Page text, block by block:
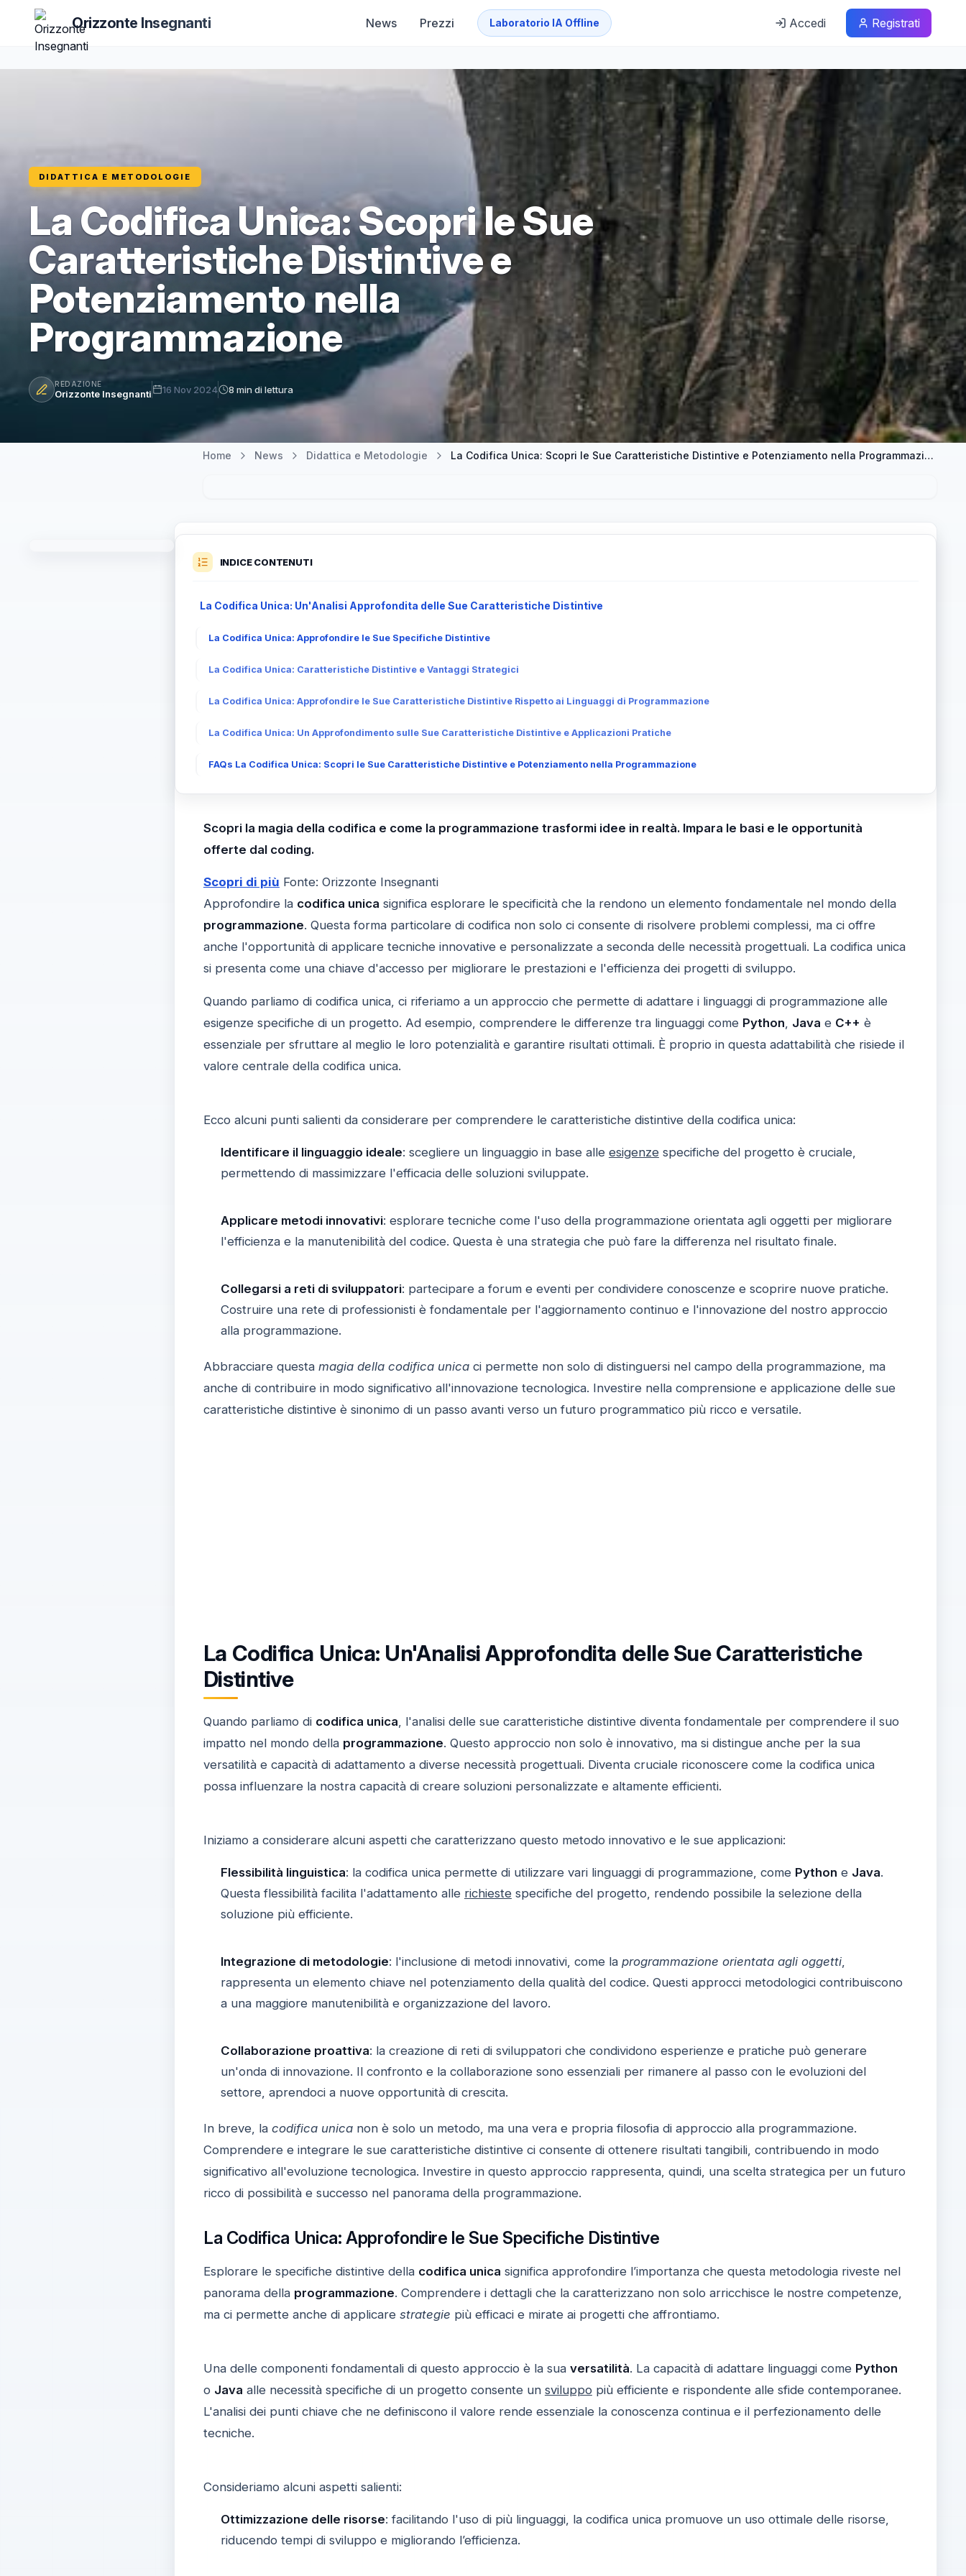
Orizzonte Insegnanti News Prezzi Laboratorio IA Offline Accedi Registrati
DIDATTICA E METODOLOGIE
La Codifica Unica: Scopri le Sue
Caratteristiche Distintive e
Potenziamento nella
Programmazione
REDAZIONE
Orizzonte Insegnanti 16 Nov 2024 8 min di lettura
Home News Didattica e Metodologie La Codifica Unica: Scopri le Sue Caratteristiche Distintive e Potenziamento nella Programmazione
INDICE CONTENUTI
La Codifica Unica: Un'Analisi Approfondita delle Sue Caratteristiche Distintive
La Codifica Unica: Approfondire le Sue Specifiche Distintive
La Codifica Unica: Caratteristiche Distintive e Vantaggi Strategici
La Codifica Unica: Approfondire le Sue Caratteristiche Distintive Rispetto ai Linguaggi di Programmazione
La Codifica Unica: Un Approfondimento sulle Sue Caratteristiche Distintive e Applicazioni Pratiche
FAQs La Codifica Unica: Scopri le Sue Caratteristiche Distintive e Potenziamento nella Programmazione
Scopri la magia della codifica e come la programmazione trasformi idee in realtà. Impara le basi e le opportunità
offerte dal coding.
Scopri di più Fonte: Orizzonte Insegnanti
Approfondire la codifica unica significa esplorare le specificità che la rendono un elemento fondamentale nel mondo della
programmazione. Questa forma particolare di codifica non solo ci consente di risolvere problemi complessi, ma ci offre
anche l'opportunità di applicare tecniche innovative e personalizzate a seconda delle necessità progettuali. La codifica unica
si presenta come una chiave d'accesso per migliorare le prestazioni e l'efficienza dei progetti di sviluppo.
Quando parliamo di codifica unica, ci riferiamo a un approccio che permette di adattare i linguaggi di programmazione alle
esigenze specifiche di un progetto. Ad esempio, comprendere le differenze tra linguaggi come Python, Java e C++ è
essenziale per sfruttare al meglio le loro potenzialità e garantire risultati ottimali. È proprio in questa adattabilità che risiede il
valore centrale della codifica unica.
Ecco alcuni punti salienti da considerare per comprendere le caratteristiche distintive della codifica unica:
Identificare il linguaggio ideale: scegliere un linguaggio in base alle esigenzespecifiche del progetto è cruciale,
permettendo di massimizzare l'efficacia delle soluzioni sviluppate.
Applicare metodi innovativi: esplorare tecniche come l'uso della programmazione orientata agli oggetti per migliorare
l'efficienza e la manutenibilità del codice. Questa è una strategia che può fare la differenza nel risultato finale.
Collegarsi a reti di sviluppatori: partecipare a forum e eventi per condividere conoscenze e scoprire nuove pratiche.
Costruire una rete di professionisti è fondamentale per l'aggiornamento continuo e l'innovazione del nostro approccio
alla programmazione.
Abbracciare questa magia della codifica unicaci permette non solo di distinguersi nel campo della programmazione, ma
anche di contribuire in modo significativo all'innovazione tecnologica. Investire nella comprensione e applicazione delle sue
caratteristiche distintive è sinonimo di un passo avanti verso un futuro programmatico più ricco e versatile.
La Codifica Unica: Un'Analisi Approfondita delle Sue Caratteristiche
Distintive
Quando parliamo di codifica unica , l'analisi delle sue caratteristiche distintive diventa fondamentale per comprendere il suo
impatto nel mondo della programmazione. Questo approccio non solo è innovativo, ma si distingue anche per la sua
versatilità e capacità di adattamento a diverse necessità progettuali. Diventa cruciale riconoscere come la codifica unica
possa influenzare la nostra capacità di creare soluzioni personalizzate e altamente efficienti.
Iniziamo a considerare alcuni aspetti che caratterizzano questo metodo innovativo e le sue applicazioni:
Flessibilità linguistica: la codifica unica permette di utilizzare vari linguaggi di programmazione, come Python e Java.
Questa flessibilità facilita l'adattamento alle richiestespecifiche del progetto, rendendo possibile la selezione della
soluzione più efficiente.
Integrazione di metodologie: l'inclusione di metodi innovativi, come la programmazione orientata agli oggetti,
rappresenta un elemento chiave nel potenziamento della qualità del codice. Questi approcci metodologici contribuiscono
a una maggiore manutenibilità e organizzazione del lavoro.
Collaborazione proattiva: la creazione di reti di sviluppatori che condividono esperienze e pratiche può generare
un'onda di innovazione. Il confronto e la collaborazione sono essenziali per rimanere al passo con le evoluzioni del
settore, aprendoci a nuove opportunità di crescita.
In breve, la codifica unicanon è solo un metodo, ma una vera e propria filosofia di approccio alla programmazione.
Comprendere e integrare le sue caratteristiche distintive ci consente di ottenere risultati tangibili, contribuendo in modo
significativo all'evoluzione tecnologica. Investire in questo approccio rappresenta, quindi, una scelta strategica per un futuro
ricco di possibilità e successo nel panorama della programmazione.
La Codifica Unica: Approfondire le Sue Specifiche Distintive
Esplorare le specifiche distintive della codifica unica significa approfondire l’importanza che questa metodologia riveste nel
panorama della programmazione. Comprendere i dettagli che la caratterizzano non solo arricchisce le nostre competenze,
ma ci permette anche di applicare strategie più efficaci e mirate ai progetti che affrontiamo.
Una delle componenti fondamentali di questo approccio è la sua versatilità. La capacità di adattare linguaggi come Python
o Java alle necessità specifiche di un progetto consente un sviluppo più efficiente e rispondente alle sfide contemporanee.
L'analisi dei punti chiave che ne definiscono il valore rende essenziale la conoscenza continua e il perfezionamento delle
tecniche.
Consideriamo alcuni aspetti salienti:
Ottimizzazione delle risorse: facilitando l'uso di più linguaggi, la codifica unica promuove un uso ottimale delle risorse,
riducendo tempi di sviluppo e migliorando l’efficienza.